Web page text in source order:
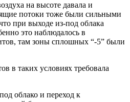
на высоте давала и
потоки тоже были сильными
при выходе из-под облака
это наблюдалось в
там зоны сплошных “-5” были
в таких условиях требовала
облако и переход к